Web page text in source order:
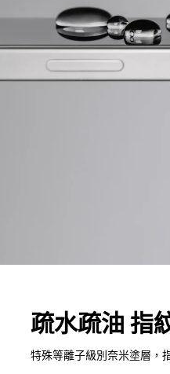
疏水疏油 指
特殊等離子級別奈米塗層，